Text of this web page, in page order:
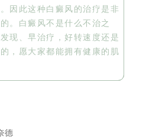
因此这种白癜风的治疗是非
。白癜风不是什么不治之
现、早治疗，好转速度还是
，愿大家都能拥有健康的肌
德